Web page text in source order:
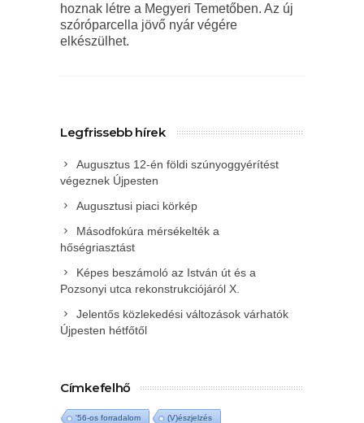
hoznak létre a Megyeri Temetőben. Az új
szóróparcella jövő nyár végére
elkészülhet.
Legfrissebb hírek
Augusztus 12-én földi szúnyoggyérítést
végeznek Újpesten
Augusztusi piaci körkép
Másodfokúra mérsékelték a
hőségriasztást
Képes beszámoló az István út és a
Pozsonyi utca rekonstrukciójáról X.
Jelentős közlekedési változások várhatók
Újpesten hétfőtől
Címkefelhő
'56-os forradalom (V)észjelzés